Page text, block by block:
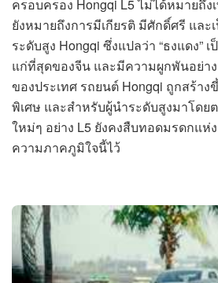
ครอบครอง Hongqi L5 ไม่ได้หมายถึ
ยังหมายถึงการมีเกียรติ มีศักดิ์ศรี แล
ระดับสูง Hongqi ซึ่งแปลว่า “ธงแดง”
แก่ที่สุดของจีน และมีความผูกพันอย่า
ของประเทศ รถยนต์ Hongqi ถูกสร้า
พิเศษ และสำหรับผู้นำระดับสูงมาโด
ใหม่ๆ อย่าง L5 ยังคงสืบทอดมรดกแห่
ความภาคภูมิใจนี้ไว้